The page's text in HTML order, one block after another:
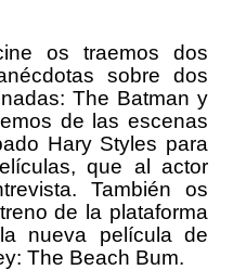
os traemos dos
sobre dos
The Batman y
de las escenas
Hary Styles para
que al actor
También os
de la plataforma
nueva película de
The Beach Bum.